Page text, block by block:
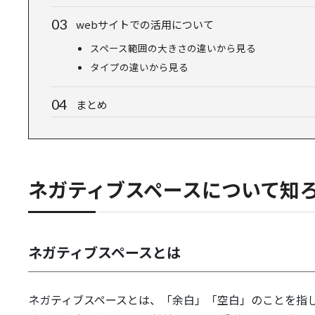
webサイトでの活用について
スペース範囲の大きさの違いから見る
タイプの違いから見る
まとめ
ネガティブスペースについて知
ネガティブスペースとは
ネガティブスペースとは、「余白」「空白」のことを指し